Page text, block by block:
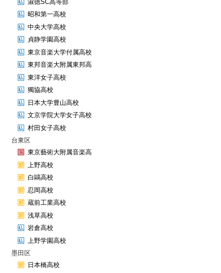
淑徳SC高等部
昭和第一高校
中央大学高校
貞静学園高校
東京音楽大学付属高校
東邦音楽大附属東邦高
東洋女子高校
獨協高校
日本大学豊山高校
文京学院大学女子高校
村田女子高校
台東区
東京藝術大附属音楽高
上野高校
白鷗高校
忍岡高校
蔵前工業高校
浅草高校
岩倉高校
上野学園高校
墨田区
日本橋高校